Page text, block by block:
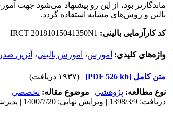
ماندگارتر بود، از این رو پیشنهاد می‌شود جهت
بالین و روش‌های مشابه استفاده گردد.
کد کارآزمایی بالینی: N1
20181015041350
IRCT
واژه‌های کلیدی: آموزش، آموزش بالینی، آنژین
متن کامل [PDF 526 kb]
(۱۹۳۷ دریافت)
نوع مطالعه: پژوهشي | موضوع مقاله: تخصصي
دریافت: 1398/3/9 | ویرایش نهایی: 1400/7/20 | پذیرش: 1398/3/29 | انتشار: 1398/5/24